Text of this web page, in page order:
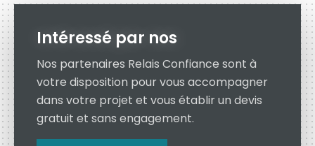
Intéressé par nos
Nos partenaires Relais Confiance sont à
votre disposition pour vous accompagner
dans votre projet et vous établir un devis
gratuit et sans engagement.